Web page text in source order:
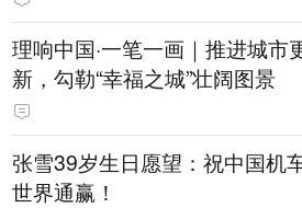
理响中国·一笔一画｜推进城市
新，勾勒“幸福之城”壮阔图景
张雪39岁生日愿望：祝中国机
世界通赢！